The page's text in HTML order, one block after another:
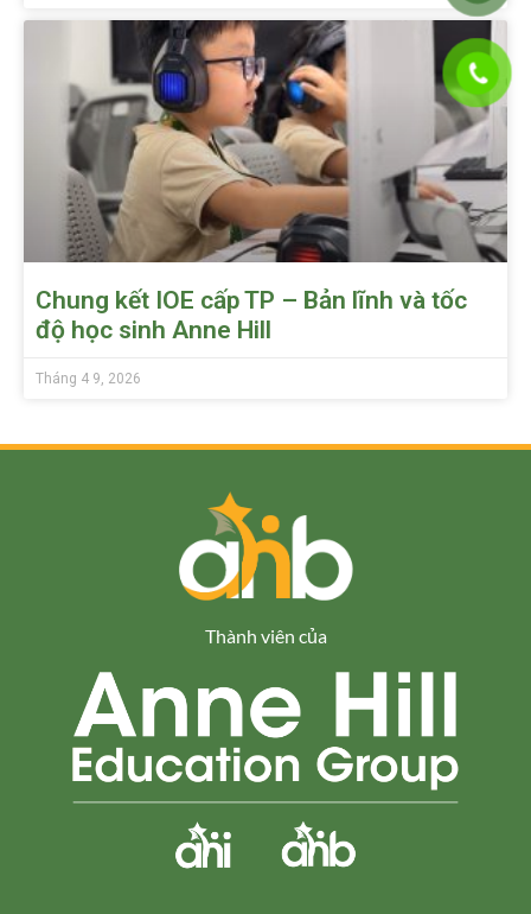
Chung kết IOE cấp TP – Bản lĩnh và tốc
độ học sinh Anne Hill
Tháng 4 9, 2026
Thành viên của